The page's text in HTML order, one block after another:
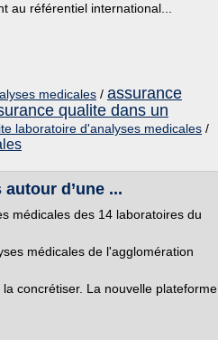
au référentiel international...
medicales / assurance
qualite dans un
laboratoire d'analyses medicales /
d’une ...
médicales des 14 laboratoires du
médicales de l'agglomération
concrétiser. La nouvelle plateforme,